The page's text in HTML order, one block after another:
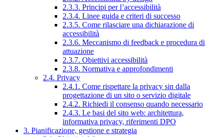
2.3.3. Principi per l’accessibilità
2.3.4. Linee guida e criteri di successo
2.3.5. Come rilasciare una dichiarazione di
accessibilità
2.3.6. Meccanismo di feedback e procedura di
attuazione
2.3.7. Obiettivi accessibilità
2.3.8. Normativa e approfondimenti
2.4. Privacy
2.4.1. Come rispettare la privacy sin dalla
progettazione di un sito o servizio digitale
2.4.2. Richiedi il consenso quando necessario
2.4.3. Le basi del sito web: architettura,
informativa privacy, riferimenti DPO
3. Pianificazione, gestione e strategia